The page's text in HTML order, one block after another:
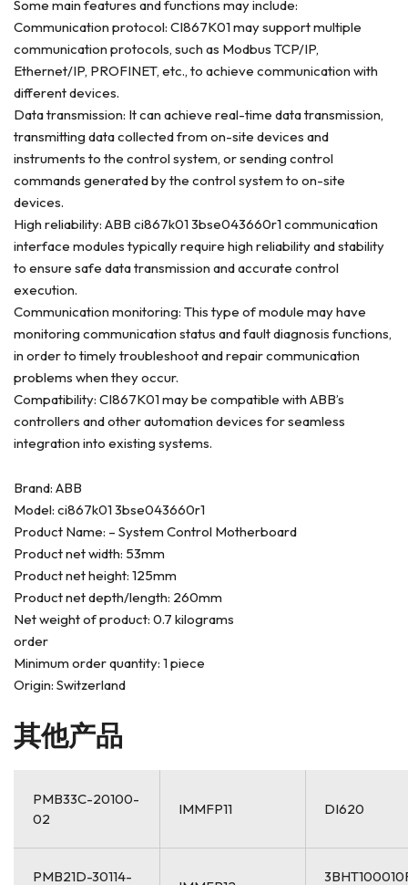
Some main features and functions may include:
Communication protocol: CI867K01 may support multiple
communication protocols, such as Modbus TCP/IP,
Ethernet/IP, PROFINET, etc., to achieve communication with
different devices.
Data transmission: It can achieve real-time data transmission,
transmitting data collected from on-site devices and
instruments to the control system, or sending control
commands generated by the control system to on-site
devices.
High reliability: ABB ci867k01 3bse043660r1 communication
interface modules typically require high reliability and stability
to ensure safe data transmission and accurate control
execution.
Communication monitoring: This type of module may have
monitoring communication status and fault diagnosis functions,
in order to timely troubleshoot and repair communication
problems when they occur.
Compatibility: CI867K01 may be compatible with ABB’s
controllers and other automation devices for seamless
integration into existing systems.
Brand: ABB
Model: ci867k01 3bse043660r1
Product Name: – System Control Motherboard
Product net width: 53mm
Product net height: 125mm
Product net depth/length: 260mm
Net weight of product: 0.7 kilograms
order
Minimum order quantity: 1 piece
Origin: Switzerland
其他产品
PMB33C-20100-
02
IMMFP11 DI620
PMB21D-30114-